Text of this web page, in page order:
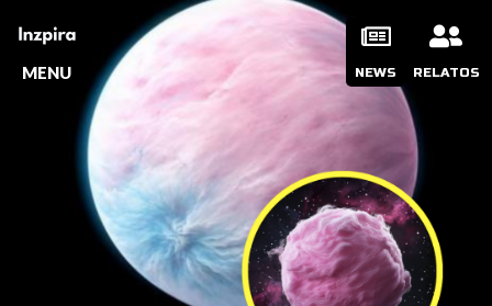
MENU NEWS RELATOS